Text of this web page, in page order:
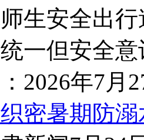
生安全出
一但安全
2026年7月
密暑期防